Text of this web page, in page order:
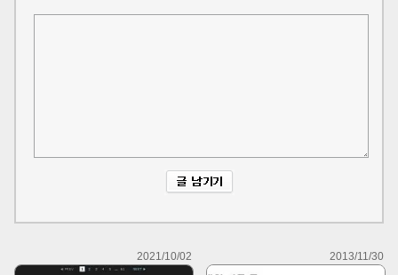
2021/10/02 2013/11/30